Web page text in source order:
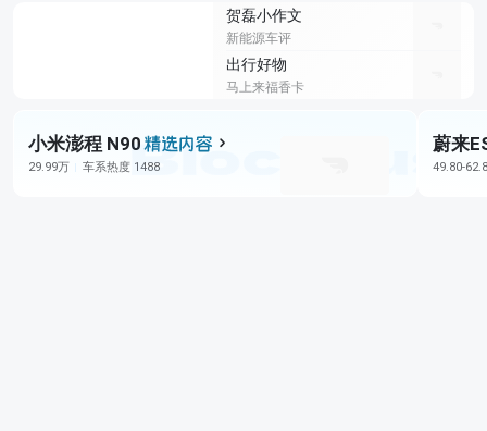
贺磊小作文
新能源车评
出行好物
马上来福香卡
小米澎程 N90
29.99万 车系热度 1488
蔚来
49.80-